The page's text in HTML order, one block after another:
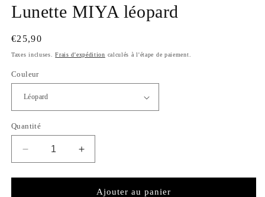
Lunette MIYA léopard
Prix
habituel
€25,90
Taxes incluses.Frais d'expédition calculés à l'étape de paiement.
Couleur
Quantité
Réduire
la
quantité
Augmenter
la
quantité
Ajouter au panier